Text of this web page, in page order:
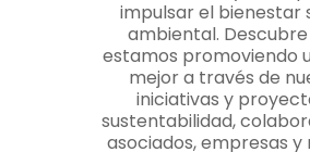
impulsar el bienestar
ambiental.
estamos promoviendo
mejor a través de
iniciativas y
sustentabilidad,
asociados, empresas y